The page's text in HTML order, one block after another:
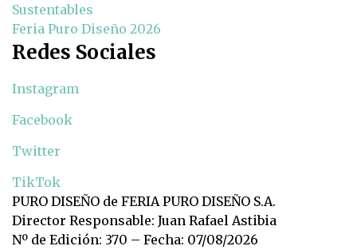
Sustentables
Feria Puro Diseño 2026
Redes Sociales
Instagram
Facebook
Twitter
TikTok
PURO DISEÑO de FERIA PURO DISEÑO S.A.
Director Responsable: Juan Rafael Astibia
Nº de Edición: 370 – Fecha: 07/08/2026